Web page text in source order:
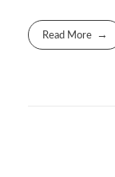
Read More